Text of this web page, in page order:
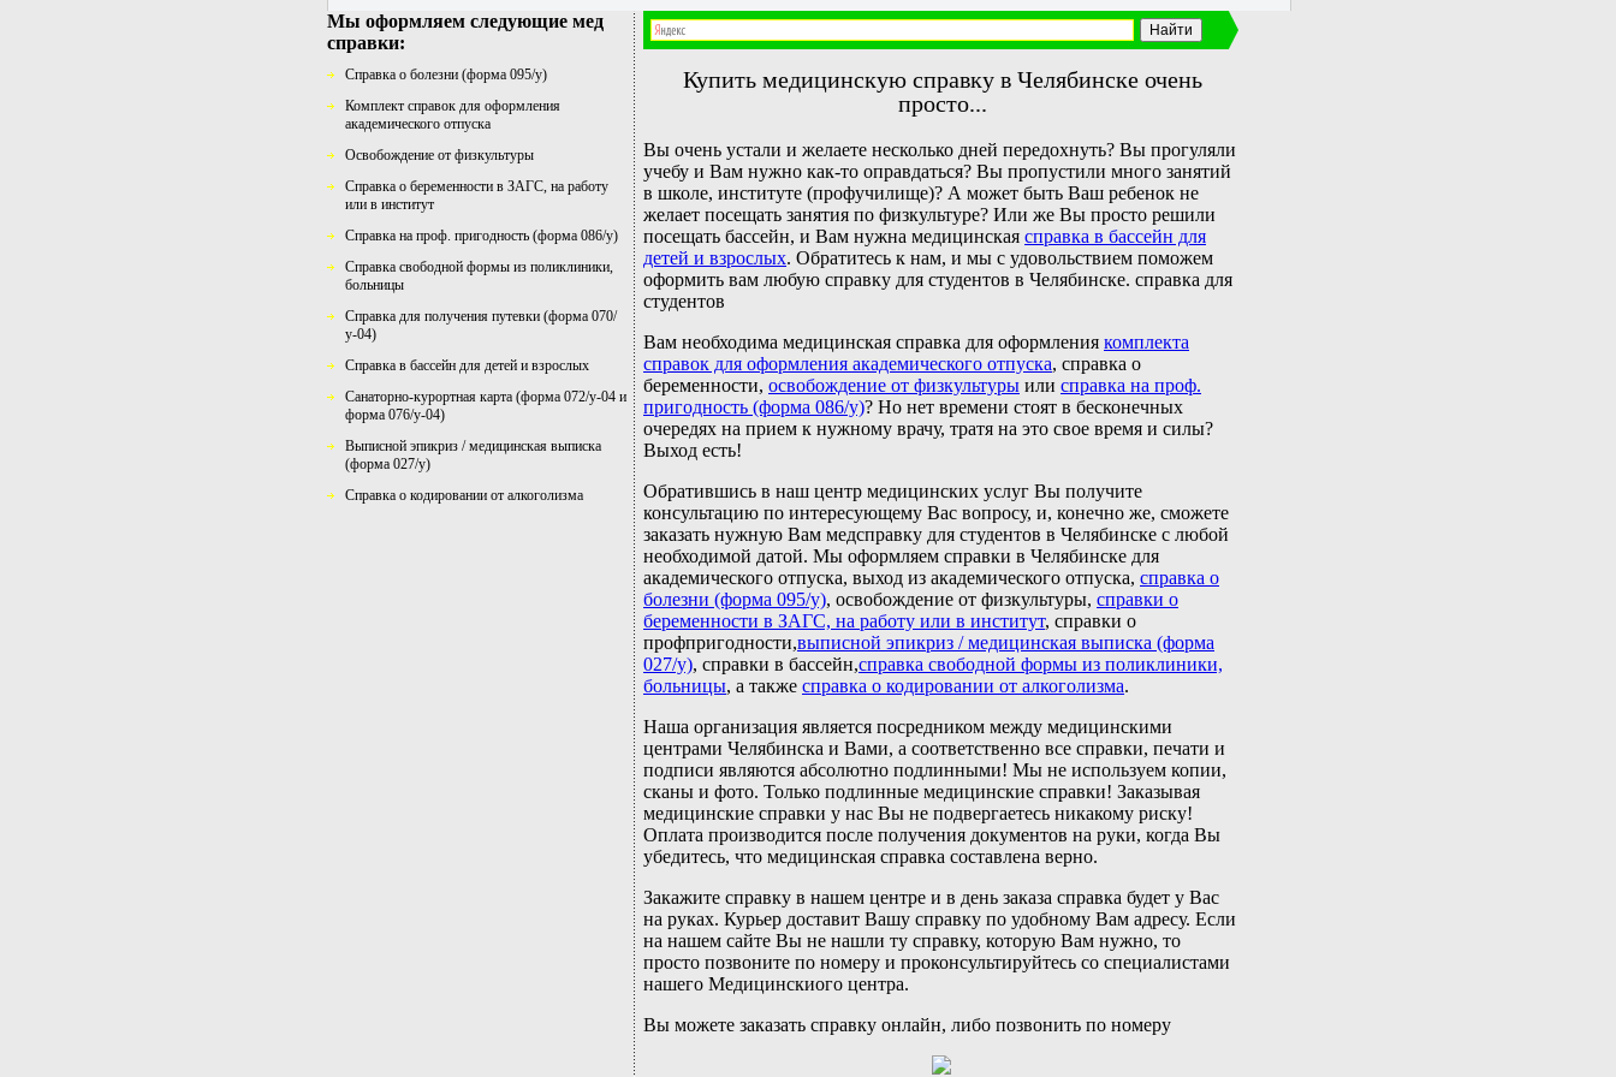
Мы оформляем следующие мед
справки:
Cправка о болезни (форма 095/у)
Комплект справок для оформления
академического отпуска
Освобождение от физкультуры
Справка о беременности в ЗАГС, на работу
или в институт
Cправка на проф. пригодность (форма 086/у)
Справка свободной формы из поликлиники,
больницы
Справка для получения путевки (форма 070/
у-04)
Справка в бассейн для детей и взрослых
Санаторно-курортная карта (форма 072/у-04 и
форма 076/у-04)
Выписной эпикриз / медицинская выписка
(форма 027/у)
Cправка о кодировании от алкоголизма
Купить медицинскую справку в Челябинске очень
просто...
Вы очень устали и желаете несколько дней передохнуть? Вы прогуляли
учебу и Вам нужно как-то оправдаться? Вы пропустили много занятий
в школе, институте (профучилище)? А может быть Ваш ребенок не
желает посещать занятия по физкультуре? Или же Вы просто решили
посещать бассейн, и Вам нужна медицинская справка в бассейн для
детей и взрослых. Обратитесь к нам, и мы с удовольствием поможем
оформить вам любую справку для студентов в Челябинске. справка для
студентов
Вам необходима медицинская справка для оформления комплекта
справок для оформления академического отпуска, справка о
беременности, освобождение от физкультуры или справка на проф.
пригодность (форма 086/у)? Но нет времени стоят в бесконечных
очередях на прием к нужному врачу, тратя на это свое время и силы?
Выход есть!
Обратившись в наш центр медицинских услуг Вы получите
консультацию по интересующему Вас вопросу, и, конечно же, сможете
заказать нужную Вам медсправку для студентов в Челябинске с любой
необходимой датой. Мы оформляем справки в Челябинске для
академического отпуска, выход из академического отпуска, справка о
болезни (форма 095/у), освобождение от физкультуры, справки о
беременности в ЗАГС, на работу или в институт, справки о
профпригодности,выписной эпикриз / медицинская выписка (форма
027/у), справки в бассейн,справка свободной формы из поликлиники,
больницы, а также справка о кодировании от алкоголизма.
Наша организация является посредником между медицинскими
центрами Челябинска и Вами, а соответственно все справки, печати и
подписи являются абсолютно подлинными! Мы не используем копии,
сканы и фото. Только подлинные медицинские справки! Заказывая
медицинские справки у нас Вы не подвергаетесь никакому риску!
Оплата производится после получения документов на руки, когда Вы
убедитесь, что медицинская справка составлена верно.
Закажите справку в нашем центре и в день заказа справка будет у Вас
на руках. Курьер доставит Вашу справку по удобному Вам адресу. Если
на нашем сайте Вы не нашли ту справку, которую Вам нужно, то
просто позвоните по номеру и проконсультируйтесь со специалистами
нашего Медицинскиого центра.
Вы можете заказать справку онлайн, либо позвонить по номеру